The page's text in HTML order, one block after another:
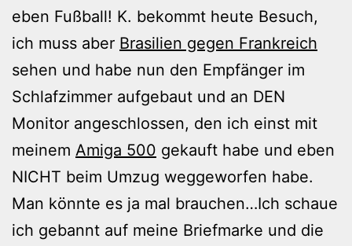
eben Fußball! K. bekommt heute Besuch,
ich muss aber Brasilien gegen Frankreich
sehen und habe nun den Empfänger im
Schlafzimmer aufgebaut und an DEN
Monitor angeschlossen, den ich einst mit
meinem Amiga 500 gekauft habe und eben
NICHT beim Umzug weggeworfen habe.
Man könnte es ja mal brauchen…Ich schaue
ich gebannt auf meine Briefmarke und die